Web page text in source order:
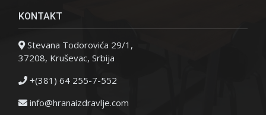
KONTAKT
Stevana Todorovića 29/1,
37208, Kruševac, Srbija
+(381) 64 255-7-552
info@hranaizdravlje.com